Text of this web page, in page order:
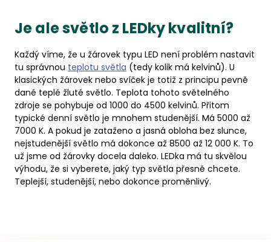
Je ale světlo z LEDky kvalitní?
Každý víme, že u žárovek typu LED není problém nastavit
tu správnou teplotu světla (tedy kolik má kelvinů). U
klasických žárovek nebo svíček je totiž z principu pevně
dané teplé žluté světlo. Teplota tohoto světelného
zdroje se pohybuje od 1000 do 4500 kelvinů. Přitom
typické denní světlo je mnohem studenější. Má 5000 až
7000 K. A pokud je zataženo a jasná obloha bez slunce,
nejstudenější světlo má dokonce až 8500 až 12 000 K. To
už jsme od žárovky docela daleko. LEDka má tu skvělou
výhodu, že si vyberete, jaký typ světla přesně chcete.
Teplejší, studenější, nebo dokonce proměnlivý.